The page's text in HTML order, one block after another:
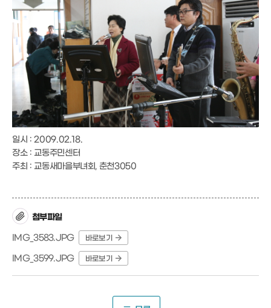
일시 : 2009.02.18.
장소 : 교동주민센터
주최 : 교동새마을부녀회, 춘천3050
첨부파일
IMG_3583.JPG
바로보기
IMG_3599.JPG 바로보기